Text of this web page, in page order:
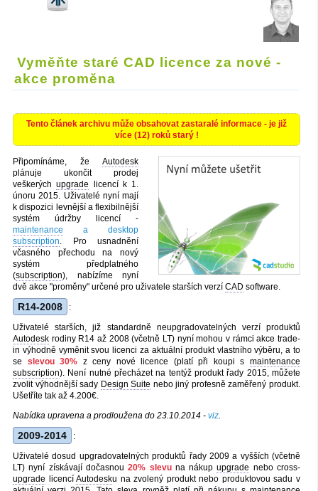
Vyměňte staré CAD licence za nové -
akce proměna
Tento článek archivu může obsahovat zastaralé informace - je již
více (12) roků starý !
Připomínáme, že Autodesk
plánuje ukončit prodej
veškerýchupgrade licencí k 1.
únoru 2015. Uživatelé nyní mají
k dispozici levnější a flexibilnější
systém údržby licencí -
maintenance a desktop
subscription. Pro usnadnění
včasného přechodu na nový
systém předplatného
(subscription), nabízíme nyní
dvě akce "proměny" určené pro uživatele starších verzí CAD software.
R14-2008
:
Uživatelé starších, již standardně neupgradovatelných verzí produktů
Autodesk rodiny R14 až 2008 (včetně LT) nyní mohou v rámci akce trade-
in výhodně vyměnit svou licenci za aktuální produkt vlastního výběru, a to
se slevou 30% z ceny nové licence (platí při koupi smaintenance
subscription). Není nutné přecházet na tentýž produkt řady 2015, můžete
zvolit výhodnější sady Design Suite nebo jiný profesně zaměřený produkt.
Ušetříte tak až 4.200€.
Nabídka upravena a prodloužena do 23.10.2014 - viz.
2009-2014
:
Uživatelé dosud upgradovatelných produktů řady 2009 a vyšších (včetně
LT) nyní získávají dočasnou20% slevuna nákupupgrade nebo cross-
upgrade licencíAutodesku na zvolený produkt nebo produktovou sadu v